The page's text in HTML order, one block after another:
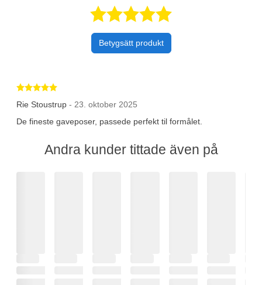
Betygsatt 5 av
Betygsätt produkt
Betygsatt 5 av 5 stjärnor
Rie Stoustrup - 23. oktober 2025
De fineste gaveposer, passede perfekt til formålet.
Andra kunder tittade även på